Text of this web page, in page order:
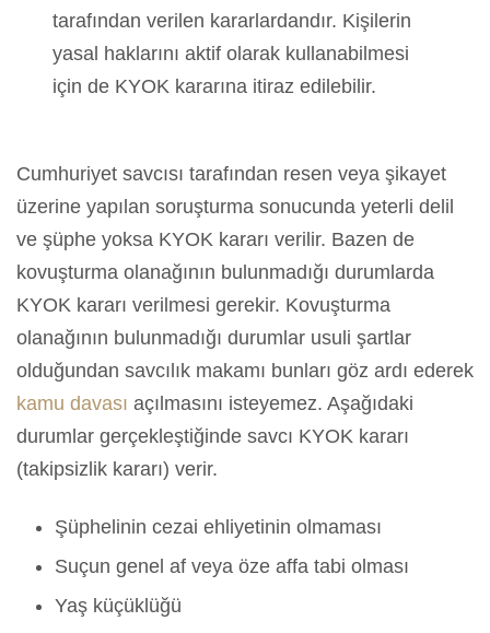
tarafından verilen kararlardandır. Kişilerin
yasal haklarını aktif olarak kullanabilmesi
için de KYOK kararına itiraz edilebilir.
Cumhuriyet savcısı tarafından resen veya şikayet
üzerine yapılan soruşturma sonucunda yeterli delil
ve şüphe yoksa KYOK kararı verilir. Bazen de
kovuşturma olanağının bulunmadığı durumlarda
KYOK kararı verilmesi gerekir. Kovuşturma
olanağının bulunmadığı durumlar usuli şartlar
olduğundan savcılık makamı bunları göz ardı ederek
kamu davası açılmasını isteyemez. Aşağıdaki
durumlar gerçekleştiğinde savcı KYOK kararı
(takipsizlik kararı) verir.
Şüphelinin cezai ehliyetinin olmaması
Suçun genel af veya öze affa tabi olması
Yaş küçüklüğü